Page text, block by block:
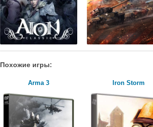
Похожие игры:
Arma 3 Iron Storm